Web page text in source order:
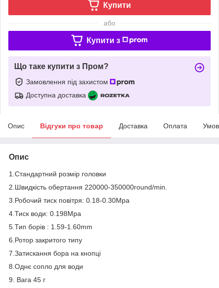
Купити
або
Купити з
Що таке купити з Пром?
Замовлення під захистом
Доступна доставка
Опис Відгуки про товар Доставка Оплата
Опис
1.Стандартний розмір головки
2.Швидкість обертання 220000-350000round/min.
3.Робочий тиск повітря: 0.18-0.30Mpa
4.Тиск води: 0.198Mpa
5.Тип борів : 1.59-1.60mm
6.Ротор закритого типу
7.Затискання бора на кнопці
8.Однє сопло для води
9. Вага 45 г